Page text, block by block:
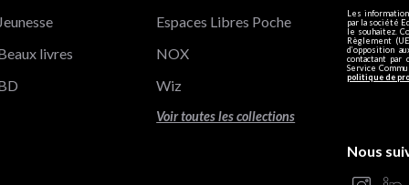
Les
par la société
le souhaitez.
Règlement
d’opposition
contactant par
Service
politique de
Jeunesse
livres
Espaces Libres Poche
NOX
Wiz
Voir toutes les collections
Nous